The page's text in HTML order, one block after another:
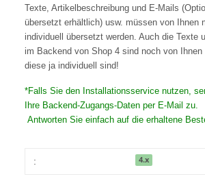
Texte, Artikelbeschreibung und E-Mails
übersetzt erhältlich) usw. müssen von Ihnen
individuell übersetzt werden. Auch die Texte
im Backend von Shop 4 sind noch von
diese ja individuell sind!
*Falls Sie den Installationsservice nutzen,
Ihre Backend-Zugangs-Daten per E-Mail zu.
Antworten Sie einfach auf die erhaltene
: 4.x